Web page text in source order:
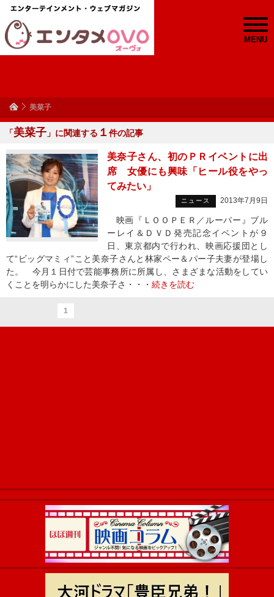
MENU
美菜子
「美菜子 」に関連する １ 件の記事
美奈子さん、初のＰＲイベントに出
席 女優にも興味「ヒール役をやっ
てみたい」
ニュース 2013年7月9日
映画『ＬＯＯＰＥＲ／ルーパー』ブル
ーレイ＆ＤＶＤ発売記念イベントが９
日、東京都内で行われ、映画応援団とし
て“ビッグマミィ”こと美奈子さんと林家ペー＆パー子夫妻が登場し
た。 今月１日付で芸能事務所に所属し、さまざまな活動をしてい
くことを明らかにした美奈子さ・・・ 続きを読む
1